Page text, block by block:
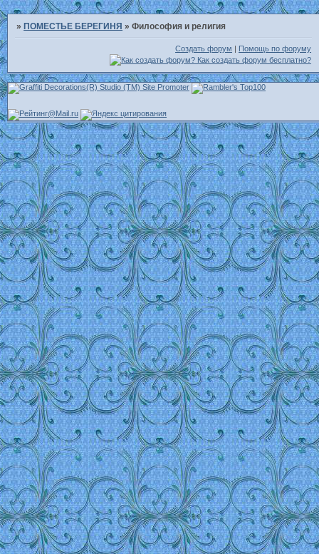
» ПОМЕСТЬЕ БЕРЕГИНЯ »Философия и религия
Создать форум Помощь по форуму